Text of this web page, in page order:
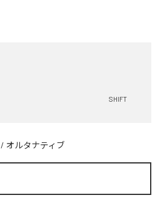
SHIFT
/ オルタナティブ